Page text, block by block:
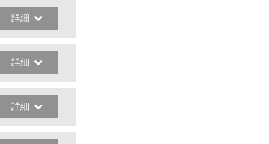
詳細
詳細
詳細